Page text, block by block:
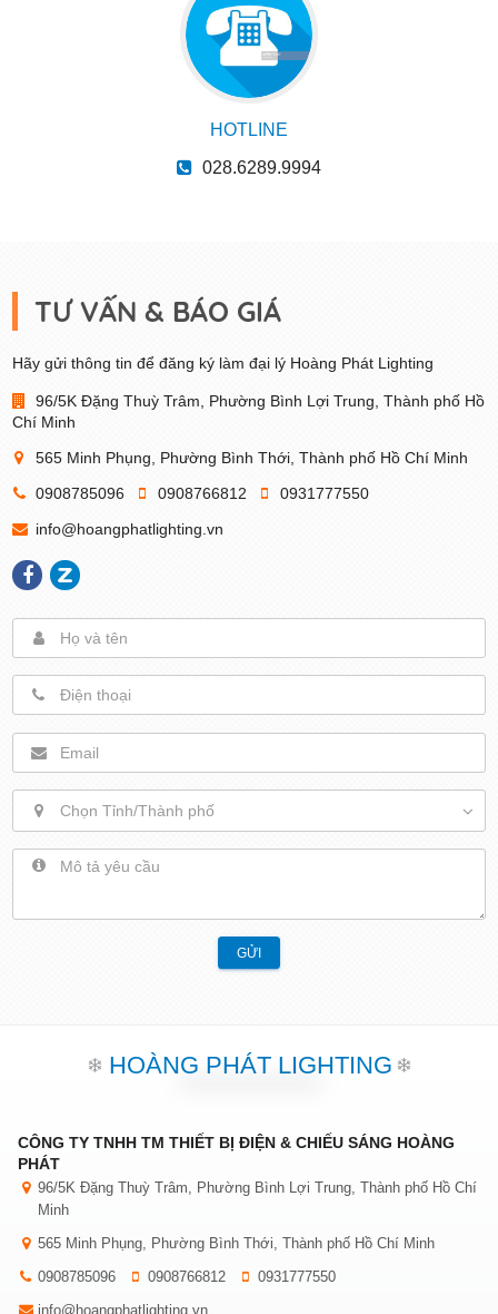
HOTLINE
028.6289.9994
TƯ VẤN & BÁO GIÁ
Hãy gửi thông tin để đăng ký làm đại lý Hoàng Phát Lighting
96/5K Đặng Thuỳ Trâm, Phường Bình Lợi Trung, Thành phố Hồ
Chí Minh
565 Minh Phụng, Phường Bình Thới, Thành phố Hồ Chí Minh
0908785096
0908766812
0931777550
info@hoangphatlighting.vn
Chọn Tỉnh/Thành phố
GỬI
HOÀNG PHÁT LIGHTING
CÔNG TY TNHH TM THIẾT BỊ ĐIỆN & CHIẾU SÁNG HOÀNG
PHÁT
96/5K Đặng Thuỳ Trâm, Phường Bình Lợi Trung, Thành phố Hồ Chí
Minh
565 Minh Phụng, Phường Bình Thới, Thành phố Hồ Chí Minh
0908785096
0908766812
0931777550
info@hoangphatlighting.vn